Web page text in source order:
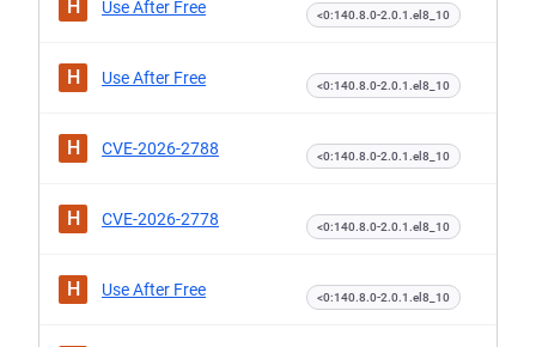
H Use After Free <0:140.8.0-2.0.1.el8_10
H Use After Free <0:140.8.0-2.0.1.el8_10
H CVE-2026-2788 <0:140.8.0-2.0.1.el8_10
H CVE-2026-2778 <0:140.8.0-2.0.1.el8_10
H Use After Free <0:140.8.0-2.0.1.el8_10